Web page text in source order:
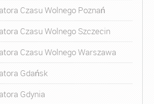
Czasu Wolnego Poznań
Czasu Wolnego Szczecin
Czasu Wolnego Warszawa
Gdańsk
Gdynia